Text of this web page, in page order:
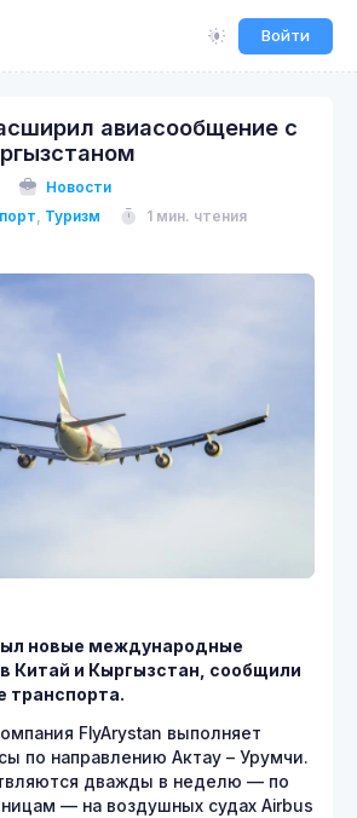
Войти
авиасообщение с
Новости
, Туризм 1 мин. чтения
новые международные
Китай и Кыргызстан, сообщили
транспорта.
FlyArystan выполняет
по направлению Актау – Урумчи.
дважды в неделю — по
— на воздушных судах Airbus